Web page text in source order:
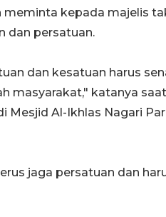
meminta kepada majelis
dan persatuan.
dan kesatuan harus
masyarakat," katanya
Mesjid Al-Ikhlas Nagari
jaga persatuan dan